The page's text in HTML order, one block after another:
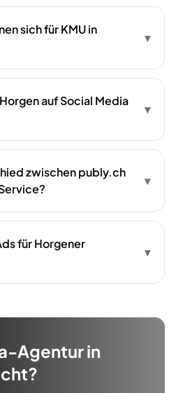
sich für KMU in
▾
auf Social Media
▾
zwischen publy.ch
▾
für Horgener
▾
Agenturin